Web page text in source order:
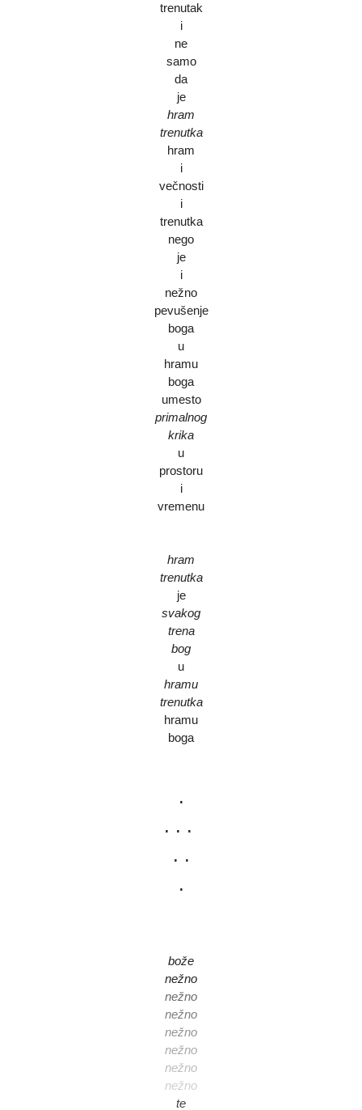
trenutak
i
ne
samo
da
je
hram
trenutka
hram
i
večnosti
i
trenutka
nego
je
i
nežno
pevušenje
boga
u
hramu
boga
umesto
primalnog
krika
u
prostoru
i
vremenu
hram
trenutka
je
svakog
trena
bog
u
hramu
trenutka
hramu
boga
.
. . .
. .
.
bože
nežno
nežno
nežno
nežno
nežno
nežno
nežno
te